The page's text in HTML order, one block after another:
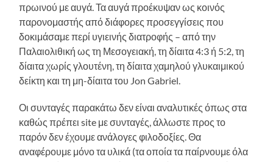
πρωινού με αυγά. Τα αυγά προέκυψαν ως κοινός
παρονομαστής από διάφορες προσεγγίσεις που
δοκιμάσαμε περί υγιεινής διατροφής – από την
Παλαιολιθική ως τη Μεσογειακή, τη δίαιτα 4:3 ή 5:2, τη
δίαιτα χωρίς γλουτένη, τη δίαιτα χαμηλού γλυκαιμικού
δείκτη και τη μη-δίαιτα του Jon Gabriel.
Οι συνταγές παρακάτω δεν είναι αναλυτικές όπως στα
καθώς πρέπει site με συνταγές, άλλωστε προς το
παρόν δεν έχουμε ανάλογες φιλοδοξίες. Θα
αναφέρουμε μόνο τα υλικά (τα οποία τα παίρνουμε όλα